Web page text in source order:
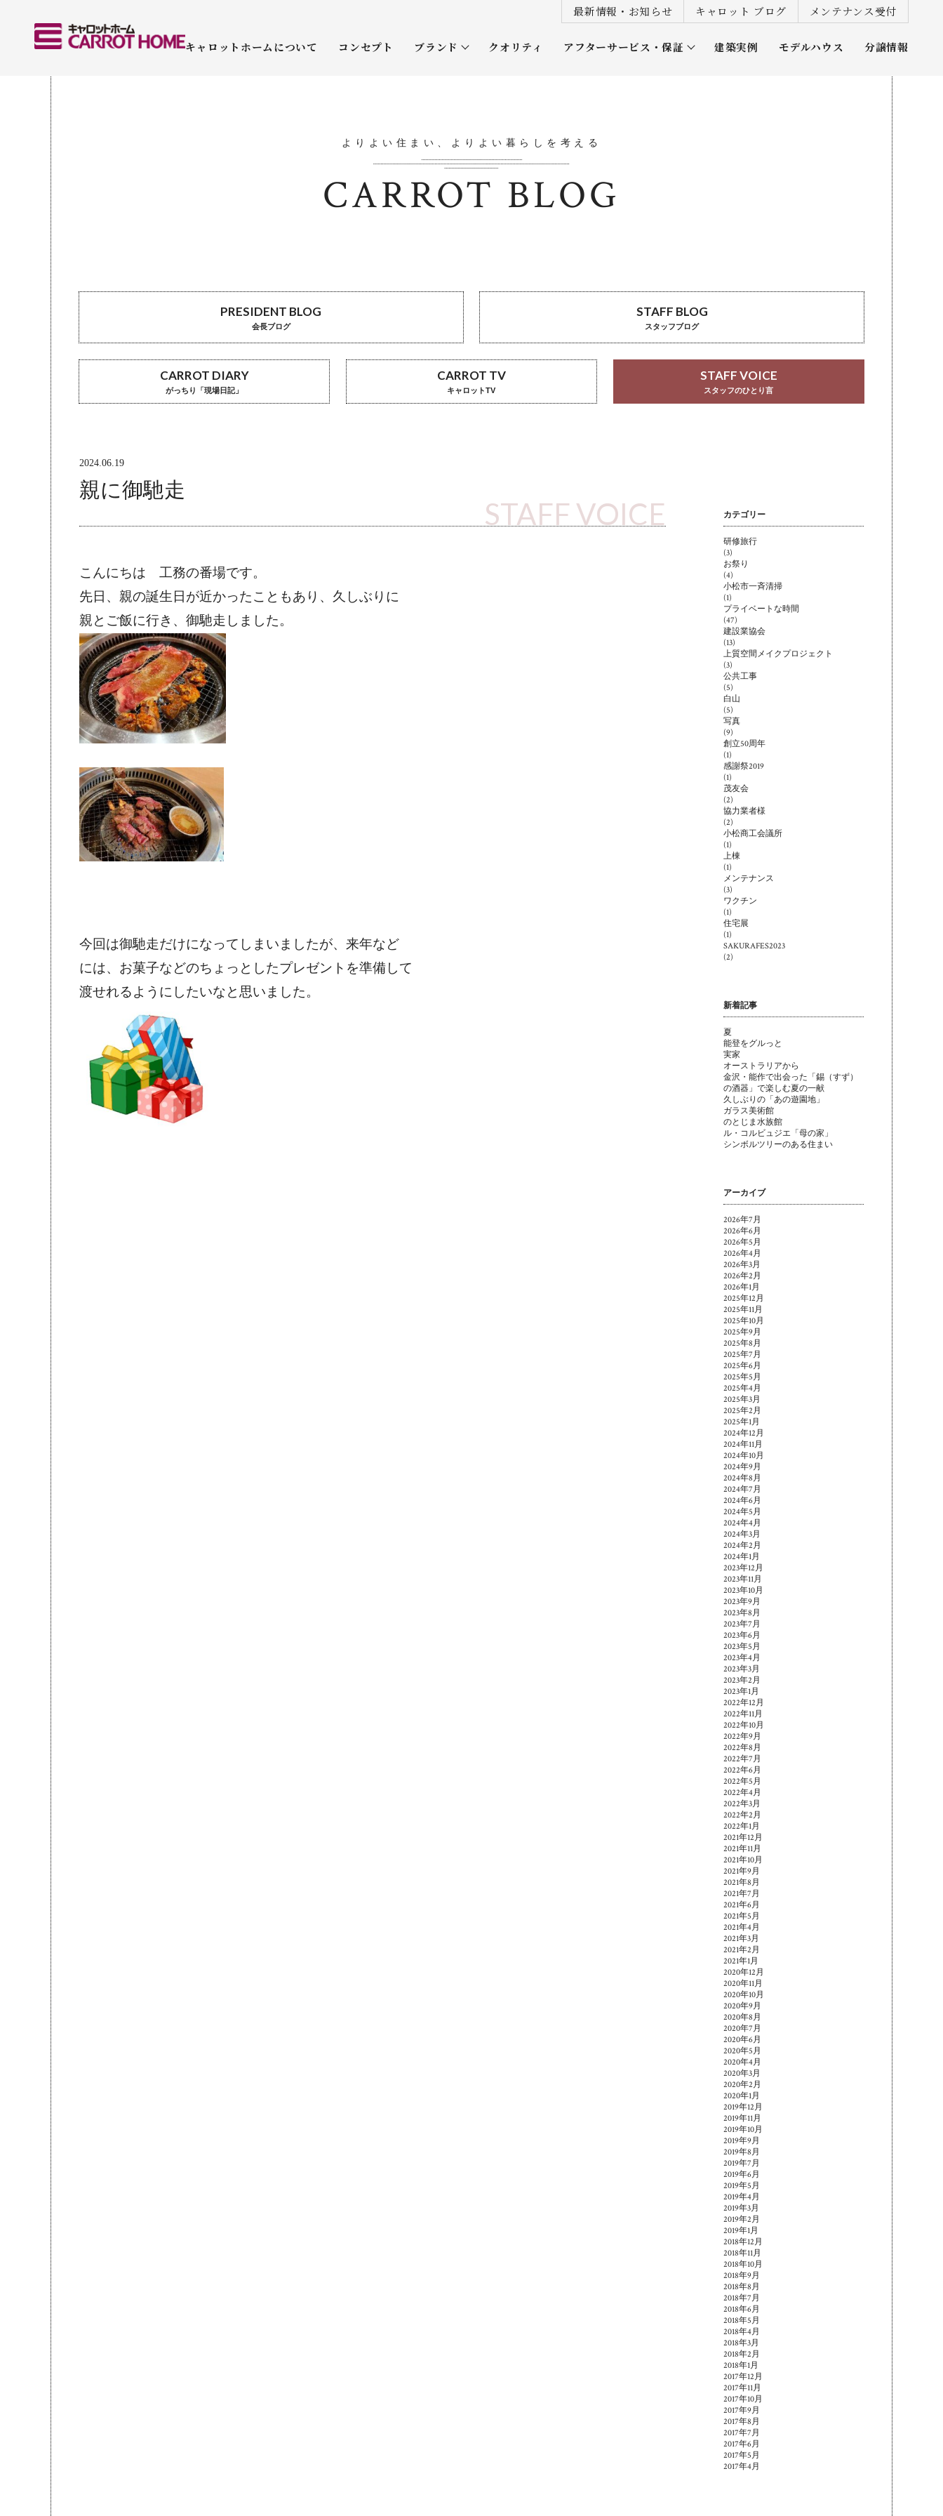
最新情報・お知らせ キャロット ブログ メンテナンス受付
キャロットホームについて コンセプト ブランド
平屋
クオリティ アフターサービス・保証 建築実例 モデルハウス 分譲情報
よりよい住まい、よりよい暮らしを考える
CARROT BLOG
PRESIDENT BLOG
会長ブログ
STAFF BLOG
スタッフブログ
CARROT DIARY
がっちり「現場日記」
CARROT TV
キャロットTV
STAFF VOICE
スタッフのひとり言
2024.06.19
親に御馳走
STAFF VOICE
こんにちは　工務の番場です。
先日、親の誕生日が近かったこともあり、久しぶりに
親とご飯に行き、御馳走しました。
今回は御馳走だけになってしまいましたが、来年など
には、お菓子などのちょっとしたプレゼントを準備して
渡せれるようにしたいなと思いました。
カテゴリー
研修旅行
(3)
お祭り
(4)
小松市一斉清掃
(1)
プライベートな時間
(47)
建設業協会
(13)
上質空間メイクプロジェクト
(3)
公共工事
(5)
白山
(5)
写真
(9)
創立50周年
(1)
感謝祭2019
(1)
茂友会
(2)
協力業者様
(2)
小松商工会議所
(1)
上棟
(1)
メンテナンス
(3)
ワクチン
(1)
住宅展
(1)
SAKURAFES2023
(2)
新着記事
夏
能登をグルっと
実家
オーストラリアから
金沢・能作で出会った「錫（すず）
の酒器」で楽しむ夏の一献
久しぶりの「あの遊園地」
ガラス美術館
のとじま水族館
ル・コルビュジエ「母の家」
シンボルツリーのある住まい
アーカイブ
2026年7月
2026年6月
2026年5月
2026年4月
2026年3月
2026年2月
2026年1月
2025年12月
2025年11月
2025年10月
2025年9月
2025年8月
2025年7月
2025年6月
2025年5月
2025年4月
2025年3月
2025年2月
2025年1月
2024年12月
2024年11月
2024年10月
2024年9月
2024年8月
2024年7月
2024年6月
2024年5月
2024年4月
2024年3月
2024年2月
2024年1月
2023年12月
2023年11月
2023年10月
2023年9月
2023年8月
2023年7月
2023年6月
2023年5月
2023年4月
2023年3月
2023年2月
2023年1月
2022年12月
2022年11月
2022年10月
2022年9月
2022年8月
2022年7月
2022年6月
2022年5月
2022年4月
2022年3月
2022年2月
2022年1月
2021年12月
2021年11月
2021年10月
2021年9月
2021年8月
2021年7月
2021年6月
2021年5月
2021年4月
2021年3月
2021年2月
2021年1月
2020年12月
2020年11月
2020年10月
2020年9月
2020年8月
2020年7月
2020年6月
2020年5月
2020年4月
2020年3月
2020年2月
2020年1月
2019年12月
2019年11月
2019年10月
2019年9月
2019年8月
2019年7月
2019年6月
2019年5月
2019年4月
2019年3月
2019年2月
2019年1月
2018年12月
2018年11月
2018年10月
2018年9月
2018年8月
2018年7月
2018年6月
2018年5月
2018年4月
2018年3月
2018年2月
2018年1月
2017年12月
2017年11月
2017年10月
2017年9月
2017年8月
2017年7月
2017年6月
2017年5月
2017年4月